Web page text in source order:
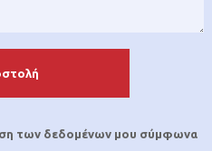
των δεδομένων μου σύμφωνα